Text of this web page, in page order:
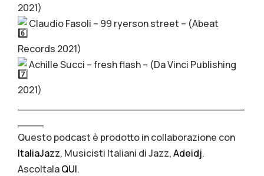
2021)
Claudio Fasoli – 99 ryerson street – (Abeat
Records 2021)
Achille Succi – fresh flash – (Da Vinci Publishing
2021)
Questo podcast è prodotto in collaborazione con
ItaliaJazz, Musicisti Italiani di Jazz,Adeidj.
AscoltalaQUI.